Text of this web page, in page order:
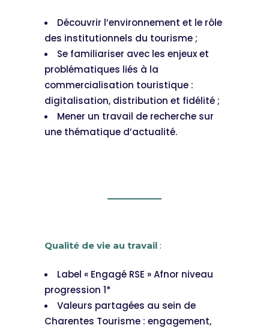
Découvrir l’environnement et le rôle
des institutionnels du tourisme ;
Se familiariser avec les enjeux et
problématiques liés à la
commercialisation touristique :
digitalisation, distribution et fidélité ;
Mener un travail de recherche sur
une thématique d’actualité.
Qualité de vie au travail :
Label « Engagé RSE » Afnor niveau
progression 1*
Valeurs partagées au sein de
Charentes Tourisme : engagement,